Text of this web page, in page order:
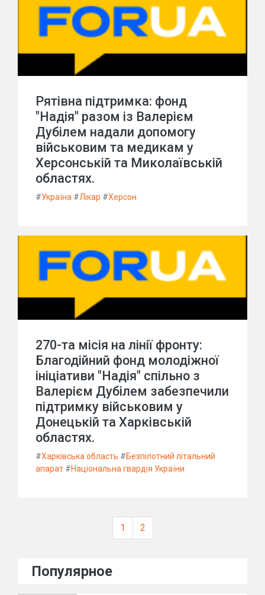
Рятівна підтримка: фонд
"Надія" разом із Валерієм
Дубілем надали допомогу
військовим та медикам у
Херсонській та Миколаївській
областях.
#Україна #Лікар #Херсон
270-та місія на лінії фронту:
Благодійний фонд молодіжної
ініціативи "Надія" спільно з
Валерієм Дубілем забезпечили
підтримку військовим у
Донецькій та Харківській
областях.
#Харківська область #Безпілотний літальний
апарат #Національна гвардія України
1 2
Популярное